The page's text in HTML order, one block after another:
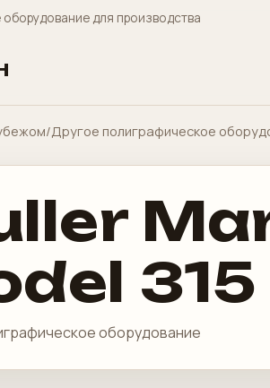
для производства
/Другое полиграфическое
315
оборудование